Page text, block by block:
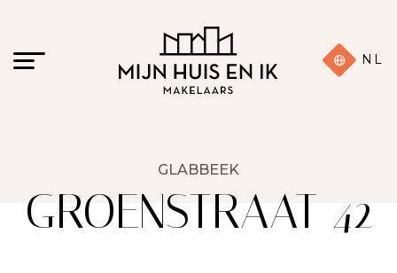
NL
GLABBEEK
GROENSTRAAT 42